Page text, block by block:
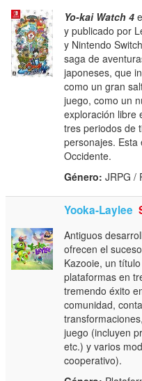
Yo-kai Watch 4
y publicado por
y Nintendo
saga de
japoneses, que
como un gran
juego, como un
exploración libre
tres periodos de
personajes.
Occidente.
Género: JRPG /
Yooka-Laylee
Antiguos
ofrecen el
Kazooie, un
plataformas en
tremendo éxito
comunidad,
juego (incluyen
etc.) y varios
cooperativo).